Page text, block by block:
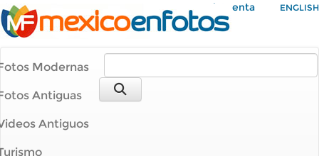
Mi Cuenta ENGLISH
Modernas
Antiguas
Antiguos